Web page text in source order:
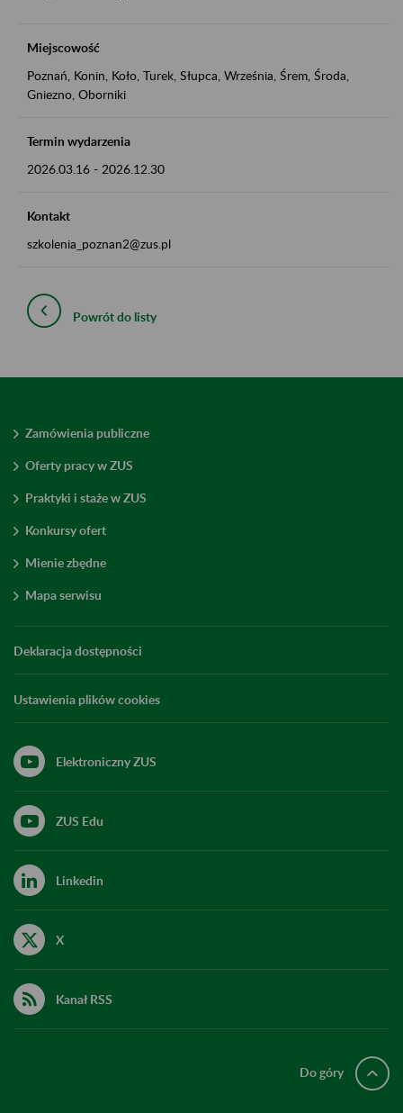
Miejscowość
Poznań, Konin, Koło, Turek, Słupca, Września, Śrem, Środa,
Gniezno, Oborniki
Termin wydarzenia
2026.03.16 - 2026.12.30
Kontakt
szkolenia_poznan2@zus.pl
Powrót do listy
Zamówienia publiczne
Oferty pracy w ZUS
Praktyki i staże w ZUS
Konkursy ofert
Mienie zbędne
Mapa serwisu
Deklaracja dostępności
Ustawienia plików cookies
Elektroniczny ZUS
ZUS Edu
Linkedin
X
Kanał RSS
Do góry